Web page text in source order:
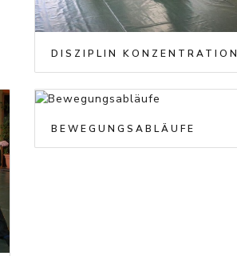
DISZIPLIN KONZENTRATION
BEWEGUNGSABLÄUFE